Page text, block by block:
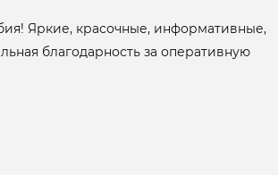
Яркие, красочные, информативные,
благодарность за оперативную